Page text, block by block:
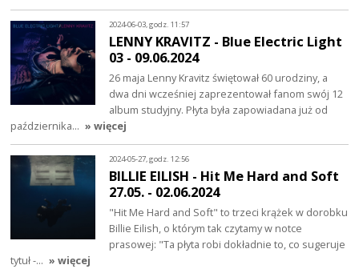
2024-06-03, godz. 11:57
LENNY KRAVITZ - Blue Electric Light
03 - 09.06.2024
26 maja Lenny Kravitz świętował 60 urodziny, a
dwa dni wcześniej zaprezentował fanom swój 12
album studyjny. Płyta była zapowiadana już od
października… » więcej
2024-05-27, godz. 12:56
BILLIE EILISH - Hit Me Hard and Soft
27.05. - 02.06.2024
"Hit Me Hard and Soft" to trzeci krążek w dorobku
Billie Eilish, o którym tak czytamy w notce
prasowej: "Ta płyta robi dokładnie to, co sugeruje
tytuł -… » więcej